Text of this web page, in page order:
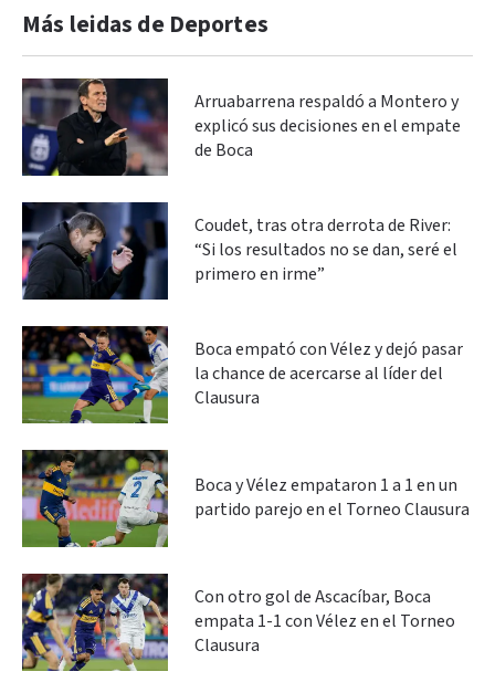
Más leidas de Deportes
Arruabarrena respaldó a Montero y
explicó sus decisiones en el empate
de Boca
Coudet, tras otra derrota de River:
“Si los resultados no se dan, seré el
primero en irme”
Boca empató con Vélez y dejó pasar
la chance de acercarse al líder del
Clausura
Boca y Vélez empataron 1 a 1 en un
partido parejo en el Torneo Clausura
Con otro gol de Ascacíbar, Boca
empata 1-1 con Vélez en el Torneo
Clausura